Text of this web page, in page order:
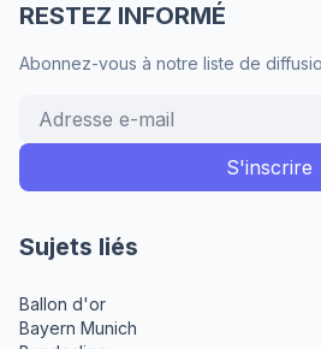
RESTEZ INFORMÉ
Abonnez-vous à notre liste de
Sujets liés
Ballon d'or
Bayern Munich